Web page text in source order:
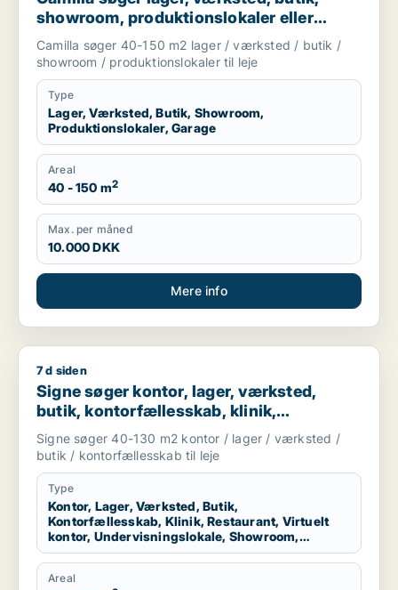
showroom, produktionslokaler eller
garage til leje i Nordsjælland
Camilla søger 40-150 m2 lager / værksted / butik /
showroom / produktionslokaler til leje
Type
Lager, Værksted, Butik, Showroom,
Produktionslokaler, Garage
Areal
40 - 150 m2
Max. per måned
10.000 DKK
Mere info
Signe søger kontor, lager, værksted, butik,
7 d siden
Signe søger kontor, lager, værksted,
butik, kontorfællesskab, klinik,
restaurant, virtuelt kontor,
undervisningslokale, showroom,
erhvervsgrund, produktionslokaler eller
garage til leje i København K, Virum eller
Helsingør m.fl.
Signe søger 40-130 m2 kontor / lager / værksted /
butik / kontorfællesskab til leje
Type
Kontor, Lager, Værksted, Butik,
Kontorfællesskab, Klinik, Restaurant, Virtuelt
kontor, Undervisningslokale, Showroom,
Erhvervsgrund, Produktionslokaler, Garage
Areal